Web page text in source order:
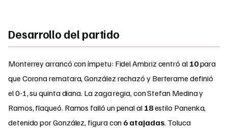
Desarrollo del partido
Monterrey arrancó con ímpetu: Fidel Ambriz centró al 10para
que Corona rematara, González rechazó y Berterame definió
el 0-1, su quinta diana. La zaga regia, con Stefan Medina y
Ramos, flaqueó. Ramos falló un penal al 18estilo Panenka,
detenido por González, figura con 6 atajadas. Toluca